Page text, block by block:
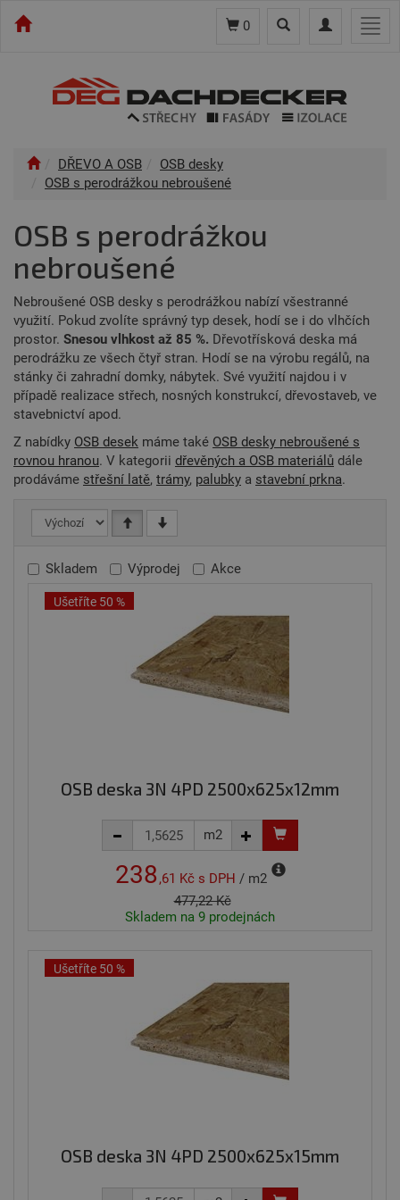
Toggle
Toggle
0
DŘEVO A OSB
OSB desky
OSB s perodrážkou nebroušené
OSB s perodrážkou
nebroušené
Nebroušené OSB desky s perodrážkou nabízí všestranné
využití. Pokud zvolíte správný typ desek, hodí se i do vlhčích
prostor. Snesou vlhkost až 85 %. Dřevotřísková deska má
perodrážku ze všech čtyř stran. Hodí se na výrobu regálů, na
stánky či zahradní domky, nábytek. Své využití najdou i v
případě realizace střech, nosných konstrukcí, dřevostaveb, ve
stavebnictví apod.
Z nabídky OSB desek máme také OSB desky nebroušené s
rovnou hranou. V kategorii dřevěných a OSB materiálů dále
prodáváme střešní latě, trámy, palubky a stavební prkna.
Skladem Výprodej Akce
Ušetříte 50 %
OSB deska 3N 4PD 2500x625x12mm
m2
238 ,61 Kčs DPH / m2
477,22 Kč
Skladem na 9 prodejnách
Ušetříte 50 %
OSB deska 3N 4PD 2500x625x15mm